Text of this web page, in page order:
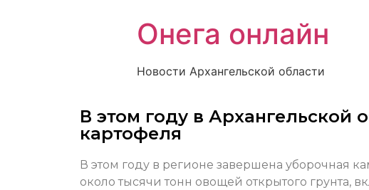
Онега онлайн
Новости Архангельской области
В этом году в Архангельской
картофеля
В этом году в регионе завершена уборочная
около тысячи тонн овощей открытого грунта,